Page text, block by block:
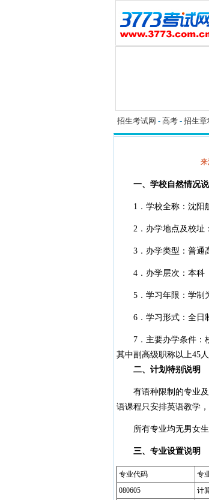
招生考试网 - 高考 - 招生章
来
一、学校自然情况
1．学校全称：沈阳航
2．办学地点及校址：
3．办学类型：普通
4．办学层次：本科
5．学习年限：学制
6．学习形式：全日
7．主要办学条件：校
其中副高级职称以上45
二、计划特别说明
有语种限制的专业及
语课程只安排英语教学
所有专业均无男女生
三、专业设置说明
专业代码 专
080605
计